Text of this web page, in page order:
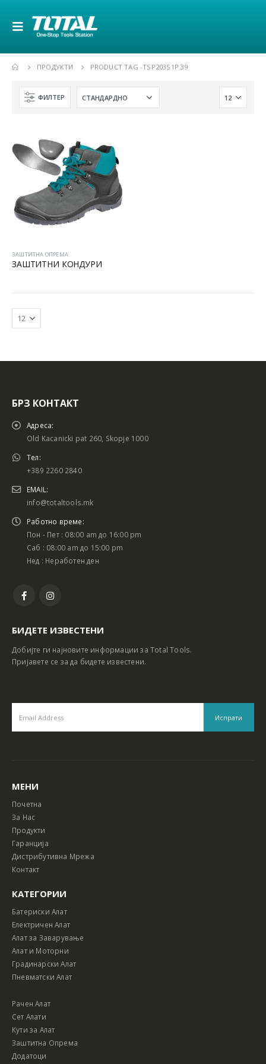
ПРОДУКТИ PRODUCT TAG -TSP203S1P.39
ФИЛТЕР
ЗАШТИТНА ОПРЕМА
ЗАШТИТНИ КОНДУРИ
Батериски сет
Батериски сет Ротирачки Чекан и Бормашина 20V
БРЗ КОНТАКТ
Адреса:
Old Kacanicki pat 260, Skopje 1000
Тел:
+389 2260 2840
EMAIL:
info@totaltools.mk
Работно време:
Пон - Пет : 08:00 am до 16:00 pm
Саб : 08:00 am до 15:00 pm
Нед : Неработен ден
БИДЕТЕ ИЗВЕСТЕНИ
Добијте ги најновите информации за Total Tools.
Пријавете се за да бидете известени.
МЕНИ
Почетна
За Нас
Продукти
Гаранција
Дистрибутивна Мрежа
Контакт
КАТЕГОРИИ
Батериски Алат
Електричен Алат
Алат за Заварување
Алат и Моторни
Градинарски Алат
Пневматски Алат
Рачен Алат
Сет Алати
Кути за Алат
Заштитна Опрема
Додатоци